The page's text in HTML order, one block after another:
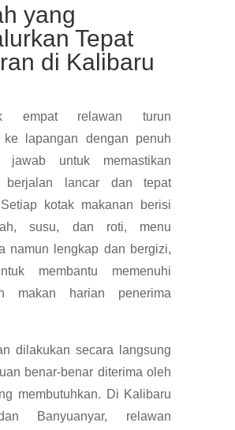
yang
Tepat
di Kalibaru
empat relawan turun
ke lapangan dengan penuh
jawab untuk memastikan
berjalan lancar dan tepat
kotak makanan berisi
susu, dan roti, menu
namun lengkap dan bergizi,
membantu memenuhi
makan harian penerima
dilakukan secara langsung
benar-benar diterima oleh
membutuhkan. Di Kalibaru
Banyuanyar, relawan